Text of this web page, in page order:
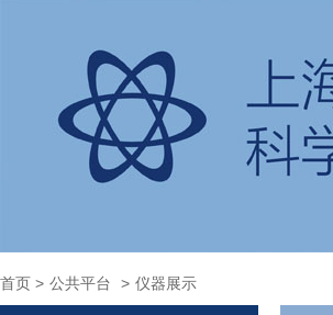
首页 > 公共平台 > 仪器展示